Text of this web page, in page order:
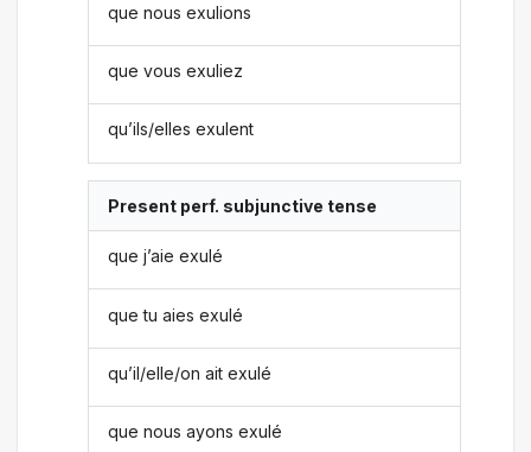
que nous exulions
que vous exuliez
qu’ils/elles exulent
Present perf. subjunctive tense
que j’aie exulé
que tu aies exulé
qu’il/elle/on ait exulé
que nous ayons exulé